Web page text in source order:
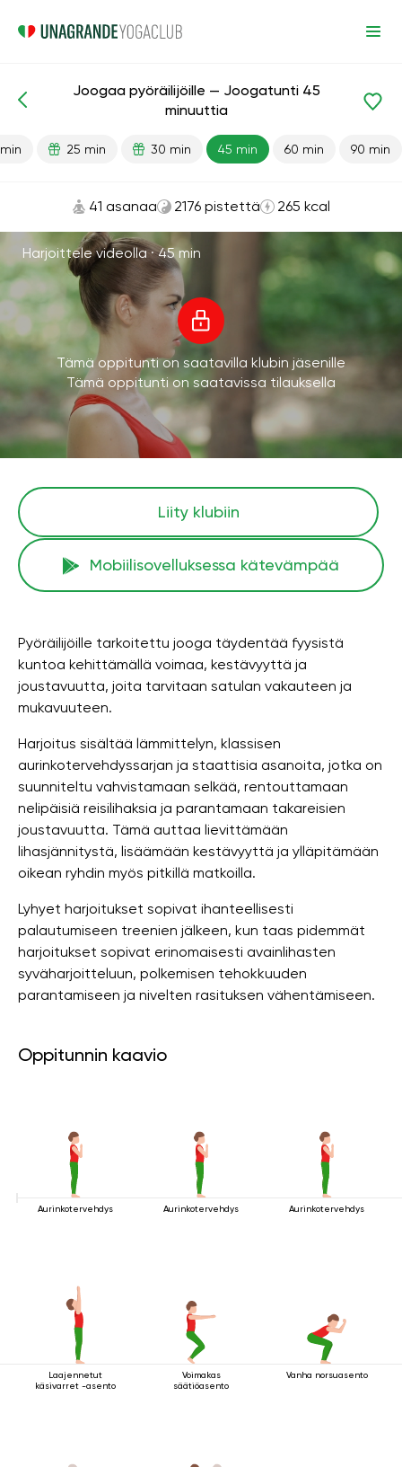
Urheilu
Joogaa pyöräilijöille — Joogatunti 45
minuuttia
25 min 30 min 45 min 60 min 90 min
41 asanaa 2176 pistettä 265 kcal
Harjoittele videolla ·45 min
Tämä oppitunti on saatavilla klubin jäsenille
Tämä oppitunti on saatavissa tilauksella
Liity klubiin
Mobiilisovelluksessa kätevämpää
Pyöräilijöille tarkoitettu jooga täydentää fyysistä
kuntoa kehittämällä voimaa, kestävyyttä ja
joustavuutta, joita tarvitaan satulan vakauteen ja
mukavuuteen.
Harjoitus sisältää lämmittelyn, klassisen
aurinkotervehdyssarjan ja staattisia asanoita, jotka on
suunniteltu vahvistamaan selkää, rentouttamaan
nelipäisiä reisilihaksia ja parantamaan takareisien
joustavuutta. Tämä auttaa lievittämään
lihasjännitystä, lisäämään kestävyyttä ja ylläpitämään
oikean ryhdin myös pitkillä matkoilla.
Lyhyet harjoitukset sopivat ihanteellisesti
palautumiseen treenien jälkeen, kun taas pidemmät
harjoitukset sopivat erinomaisesti avainlihasten
syväharjoitteluun, polkemisen tehokkuuden
parantamiseen ja nivelten rasituksen vähentämiseen.
Oppitunnin kaavio
Aurinkotervehdys Aurinkotervehdys Aurinkotervehdys
Laajennetut
käsivarret -asento
Voimakas
säätiöasento
Vanha norsuasento